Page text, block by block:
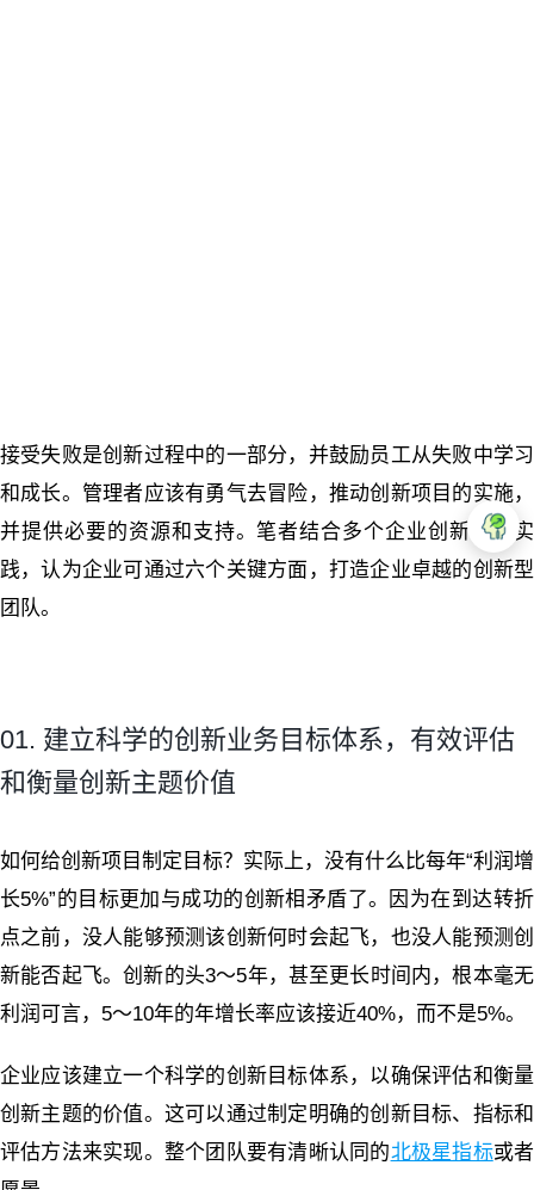
接受失败是创新过程中的一部分，并鼓励员工从失败中学习
和成长。管理者应该有勇气去冒险，推动创新项目的实施，
并提供必要的资源和支持。笔者结合多个企业创新项目实
践，认为企业可通过六个关键方面，打造企业卓越的创新型
团队。
01. 建立科学的创新业务目标体系，有效评估
和衡量创新主题价值
如何给创新项目制定目标？实际上，没有什么比每年“利润增
长5%”的目标更加与成功的创新相矛盾了。因为在到达转折
点之前，没人能够预测该创新何时会起飞，也没人能预测创
新能否起飞。创新的头3～5年，甚至更长时间内，根本毫无
利润可言，5～10年的年增长率应该接近40%，而不是5%。
企业应该建立一个科学的创新目标体系，以确保评估和衡量
创新主题的价值。这可以通过制定明确的创新目标、指标和
评估方法来实现。整个团队要有清晰认同的北极星指标或者